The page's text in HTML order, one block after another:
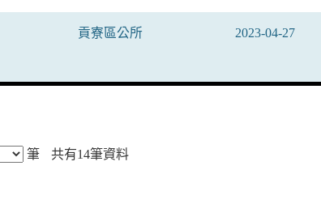
貢寮區公所 2023-04-27
筆 共有14筆資料